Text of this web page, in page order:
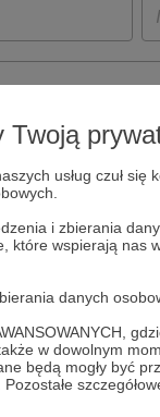
Twoją
usług czuł
i zbierania
wspierają nas
danych
w dowolnym
będą mogły być
Prywatności
zgodę na
podanych w
świadczenia